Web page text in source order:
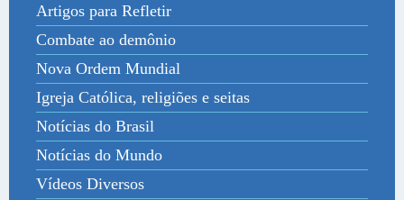
Artigos para Refletir
Combate ao demônio
Nova Ordem Mundial
Igreja Católica, religiões e seitas
Notícias do Brasil
Notícias do Mundo
Vídeos Diversos